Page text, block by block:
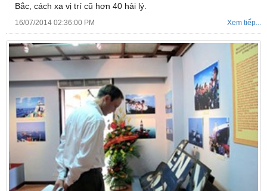
Bắc, cách xa vị trí cũ hơn 40 hải lý.
16/07/2014 02:36:00 PM Xem tiếp...